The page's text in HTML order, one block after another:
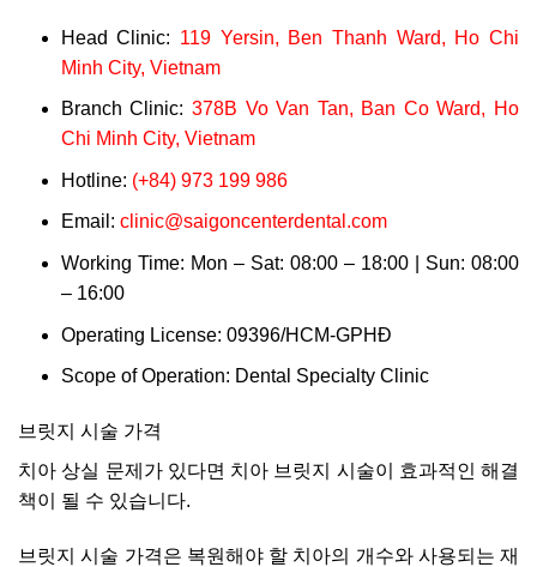
Head Clinic: 119 Yersin, Ben Thanh Ward, Ho Chi
Minh City, Vietnam
Branch Clinic: 378B Vo Van Tan, Ban Co Ward, Ho
Chi Minh City, Vietnam
Hotline: (+84) 973 199 986
Email: clinic@saigoncenterdental.com
Working Time: Mon – Sat: 08:00 – 18:00 | Sun: 08:00
– 16:00
Operating License: 09396/HCM-GPHĐ
Scope of Operation: Dental Specialty Clinic
브릿지 시술 가격
치아 상실 문제가 있다면 치아 브릿지 시술이 효과적인 해결
책이 될 수 있습니다.
브릿지 시술 가격은 복원해야 할 치아의 개수와 사용되는 재